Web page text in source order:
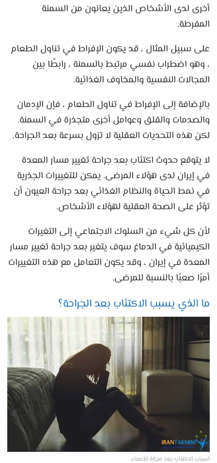
أخرى لدى الأشخاص الذين يعانون من السمنة
المفرطة.
على سبيل المثال ، قد يكون الإفراط في تناول الطعام
، وهو اضطراب نفسي مرتبط بالسمنة ، رابطًا بين
المجالات النفسية والمخاوف الغذائية.
بالإضافة إلى الإفراط في تناول الطعام ، فإن الإدمان
والصدمات والقلق وعوامل أخرى متجذرة في السمنة.
لكن هذه التحديات العقلية لا تزول بسرعة بعد الجراحة.
لا يتوقع حدوث اكتئاب بعد جراحة تغيير مسار المعدة
في إيران لدى هؤلاء المرضى. يمكن للتغييرات الجذرية
في نمط الحياة والنظام الغذائي بعد جراحة العيون أن
تؤثر على الصحة العقلية لهؤلاء الأشخاص.
لأن كل شيء من السلوك الاجتماعي إلى التغيرات
الكيميائية في الدماغ سوف يتغير بعد جراحة تغيير مسار
المعدة في إيران ، وقد يكون التعامل مع هذه التغييرات
أمرًا صعبًا بالنسبة للمرضى.
ما الذي يسبب الاكتئاب بعد الجراحة؟
أسباب الاكتئاب بعد مجازة الأمعاء